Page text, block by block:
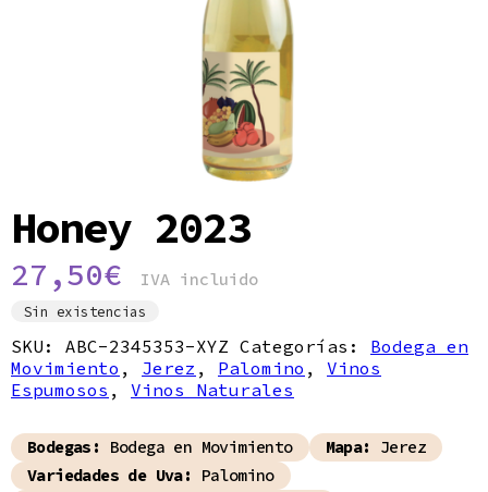
Política de privacidad
Honey 2023
27,50€ IVA incluido
Sin existencias
SKU: ABC-2345353-XYZ Categorías: Bodega en
Movimiento , Jerez , Palomino , Vinos
Espumosos , Vinos Naturales
Bodegas: Bodega en Movimiento Mapa:
Jerez
Variedades de Uva:
Palomino